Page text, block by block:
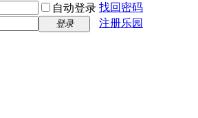
自动登录 找回密码
登录 注册乐园